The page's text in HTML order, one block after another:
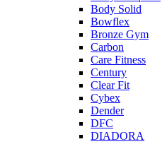
Body Solid
Bowflex
Bronze Gym
Carbon
Care Fitness
Century
Clear Fit
Cybex
Dender
DFC
DIADORA